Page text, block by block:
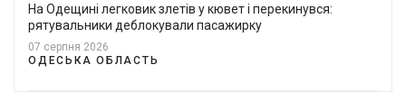
На Одещині легковик злетів у кювет і перекинувся:
рятувальники деблокували пасажирку
07 серпня 2026
ОДЕСЬКА ОБЛАСТЬ